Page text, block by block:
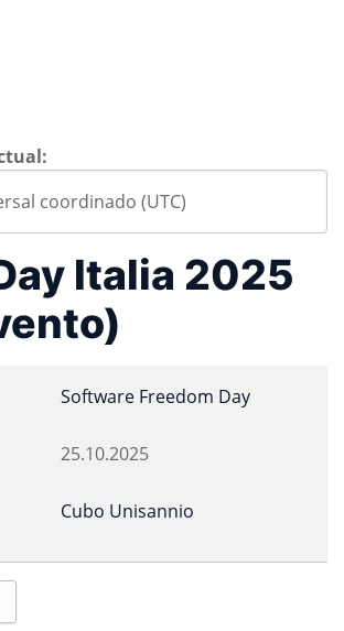
Italia 2025
Software Freedom Day
25.10.2025
Cubo Unisannio